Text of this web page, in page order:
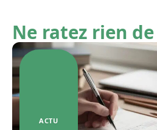
Ne ratez rien
ACTU